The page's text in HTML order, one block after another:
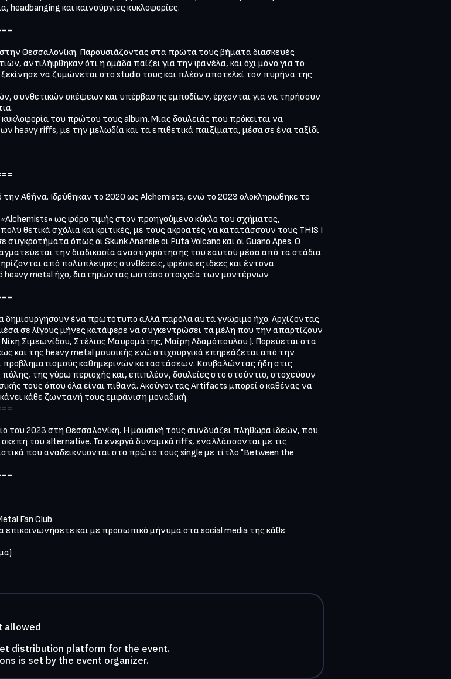
και καινούργιες κυκλοφορίες.
Θεσσαλονίκη. Παρουσιάζοντας στα πρώτα τους βήματα διασκευές
αντιλήφθηκαν ότι η ομάδα παίζει για την φανέλα, και όχι μόνο για το
να ζυμώνεται στο studio τους και πλέον αποτελεί τον πυρήνα της
συνθετικών σκέψεων και υπέρβασης εμποδίων, έρχονται για να τηρήσουν
του πρώτου τους album. Μιας δουλειάς που πρόκειται να
heavy riffs, με την μελωδία και τα επιθετικά παιξίματα, μέσα σε ένα ταξίδι
Αθήνα. Ιδρύθηκαν το 2020 ως Alchemists, ενώ το 2023 ολοκληρώθηκε το
ως φόρο τιμής στον προηγούμενο κύκλο του σχήματος,
θετικά σχόλια και κριτικές, με τους ακροατές να κατατάσσουν τους THIS I
όπως οι Skunk Anansie οι Puta Volcano και οι Guano Apes. Ο
την διαδικασία ανασυγκρότησης του εαυτού μέσα από τα στάδια
από πολύπλευρες συνθέσεις, φρέσκιες ιδεες και έντονα
metal ήχο, διατηρώντας ωστόσο στοιχεία των μοντέρνων
ένα πρωτότυπο αλλά παρόλα αυτά γνώριμο ήχο. Αρχίζοντας
σε λίγους μήνες κατάφερε να συγκεντρώσει τα μέλη που την απαρτίζουν
Σιμεωνίδου, Στέλιος Μαυρομάτης, Μαίρη Αδαμόπουλου ). Πορεύεται στα
και της heavy metal μουσικής ενώ στιχουργικά επηρεάζεται από την
προβληματισμούς καθημερινών καταστάσεων. Κουβαλώντας ήδη στις
της γύρω περιοχής και, επιπλέον, δουλείες στο στούντιο, στοχεύουν
τους όπου όλα είναι πιθανά. Ακούγοντας Artifacts μπορεί ο καθένας να
κάθε ζωντανή τους εμφάνιση μοναδική.
του 2023 στη Θεσσαλονίκη. Η μουσική τους συνδυάζει πληθώρα ιδεών, που
του alternative. Τα ενεργά δυναμικά riffs, εναλλάσσονται με τις
που αναδεικνυονται στο πρώτο τους single με τίτλο "Between the
Fan Club
επικοινωνήσετε και με προσωπικό μήνυμα στα social media της κάθε
allowed
distribution platform for the event.
is set by the event organizer.